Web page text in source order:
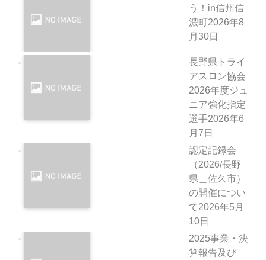
う！in信州信
濃町 2026年8
月30日
長野県トライ
アスロン協会
2026年度ジュ
ニア強化指定
選手2026年6
月7日
認定記録会
（2026/長野
県＿佐久市）
の開催につい
て2026年5月
10日
2025事業・決
算報告及び